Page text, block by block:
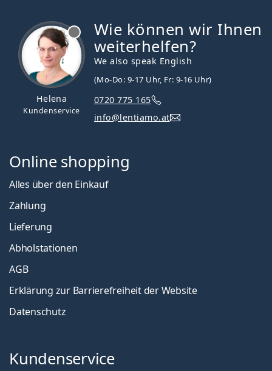
Helena
Kundenservice
Wie können wir Ihnen
weiterhelfen?
We also speak English
(Mo-Do: 9-17 Uhr, Fr: 9-16 Uhr)
0720 775 165
info@lentiamo.at
Online shopping
Alles über den Einkauf
Zahlung
Lieferung
Abholstationen
AGB
Erklärung zur Barrierefreiheit der Website
Datenschutz
Kundenservice